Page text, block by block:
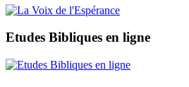
Etudes Bibliques en ligne